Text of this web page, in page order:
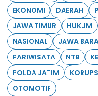
EKONOMI
DAERAH
JAWA TIMUR
HUKUM
NASIONAL
JAWA
PARIWISATA
NTB
POLDA JATIM
OTOMOTIF